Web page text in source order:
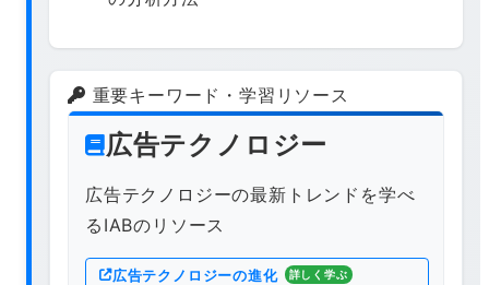
重要キーワード・学習リソース
広告テクノロジー
広告テクノロジーの最新トレンドを学べ
るIABのリソース
広告テクノロジーの進化 詳しく学ぶ